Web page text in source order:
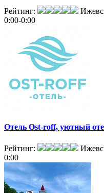
Рейтинг:
0:00-0:00
Отель Оst-roff, уютный
Рейтинг:
0:00